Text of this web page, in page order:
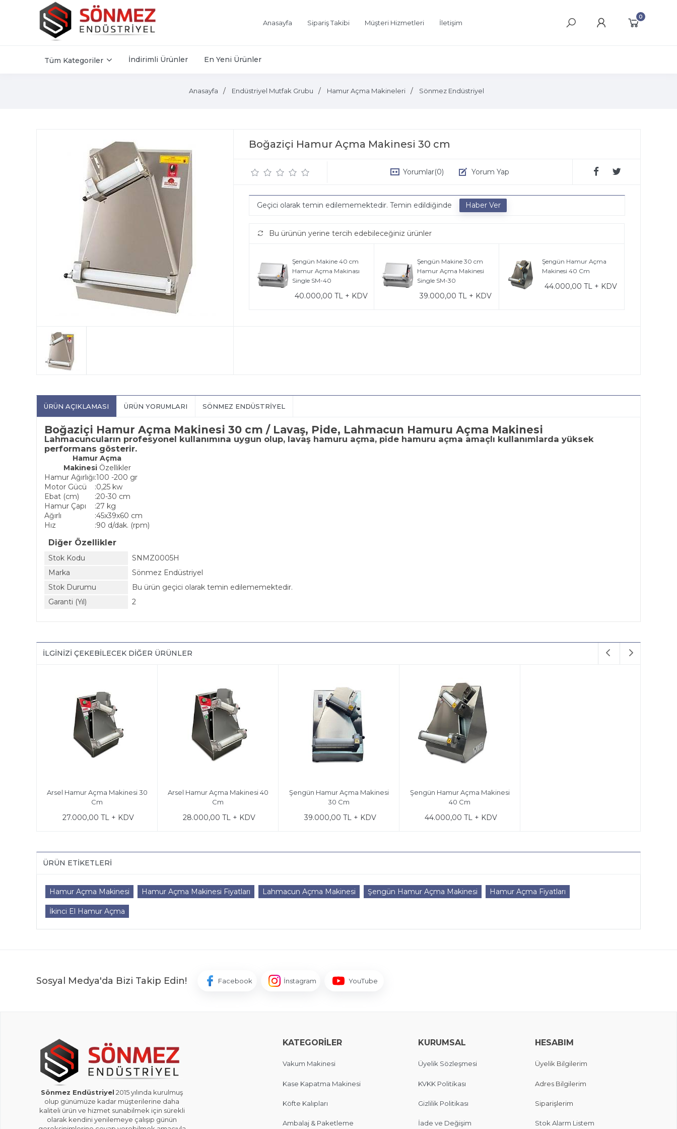
Anasayfa Sipariş Takibi Müşteri Hizmetleri İletişim
0
Tüm Kategoriler İndirimli Ürünler En Yeni Ürünler
Anasayfa Endüstriyel Mutfak Grubu Hamur Açma Makineleri Sönmez Endüstriyel
Boğaziçi Hamur Açma Makinesi 30 cm
Yorumlar(0) Yorum Yap
Geçici olarak temin edilememektedir. Temin edildiğinde
Bu ürünün yerine tercih edebileceğiniz ürünler
Şengün Makine 40 cm
Hamur Açma Makinası
Single SM-40
40.000,00 TL + KDV
Şengün Makine 30 cm
Hamur Açma Makinesi
Single SM-30
39.000,00 TL + KDV
Şengün Hamur Açma
Makinesi 40 Cm
44.000,00 TL + KDV
ÜRÜN AÇIKLAMASI ÜRÜN YORUMLARI SÖNMEZ ENDÜSTRIYEL
Boğaziçi Hamur Açma Makinesi 30 cm / Lavaş, Pide, Lahmacun Hamuru Açma Makinesi
Lahmacuncuların profesyonel kullanımına uygun olup, lavaş hamuru açma, pide hamuru açma amaçlı kullanımlarda yüksek
performans gösterir.
Hamur Açma
MakinesiÖzellikler
Hamur Ağırlığı:100 -200 gr
Motor Gücü
:0,25 kw
Ebat (cm)
:20-30 cm
Hamur Çapı
:27 kg
Ağırlı
:45x39x60 cm
Hız
:90 d/dak. (rpm)
Diğer Özellikler
Stok Kodu
SNMZ0005H
Marka
Sönmez Endüstriyel
Stok Durumu
Bu ürün geçici olarak temin edilememektedir.
Garanti (Yıl)
2
İLGINIZI ÇEKEBILECEK DIĞER ÜRÜNLER
Arsel Hamur Açma Makinesi 30
Cm
27.000,00 TL + KDV
Arsel Hamur Açma Makinesi 40
Cm
28.000,00 TL + KDV
Şengün Hamur Açma Makinesi
30 Cm
39.000,00 TL + KDV
Şengün Hamur Açma Makinesi
40 Cm
44.000,00 TL + KDV
ÜRÜN ETIKETLERI
Hamur Açma Makinesi Hamur Açma Makinesi Fiyatları Lahmacun Açma Makinesi Şengün Hamur Açma Makinesi Hamur Açma Fiyatları
İkinci El Hamur Açma
Sosyal Medya'da Bizi Takip Edin! Facebook İnstagram YouTube
Sönmez Endüstriyel 2015 yılında kurulmuş
olup günümüze kadar müşterilerine daha
kaliteli ürün ve hizmet sunabilmek için sürekli
olarak kendini yenilemeye çalışıp günün
KATEGORİLER
Vakum Makinesi
Kase Kapatma Makinesi
Köfte Kalıpları
Ambalaj & Paketleme
KURUMSAL
Üyelik Sözleşmesi
KVKK Politikası
Gizlilik Politikası
İade ve Değişim
HESABIM
Üyelik Bilgilerim
Adres Bilgilerim
Siparişlerim
Stok Alarm Listem